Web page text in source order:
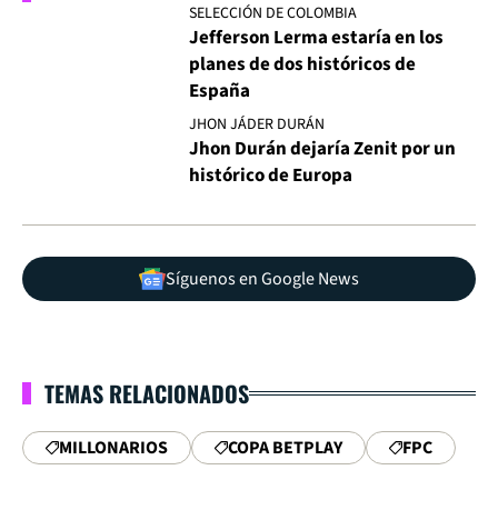
SELECCIÓN DE COLOMBIA
Jefferson Lerma estaría en los
planes de dos históricos de
España
JHON JÁDER DURÁN
Jhon Durán dejaría Zenit por un
histórico de Europa
Síguenos en Google News
TEMAS RELACIONADOS
MILLONARIOS COPA BETPLAY FPC